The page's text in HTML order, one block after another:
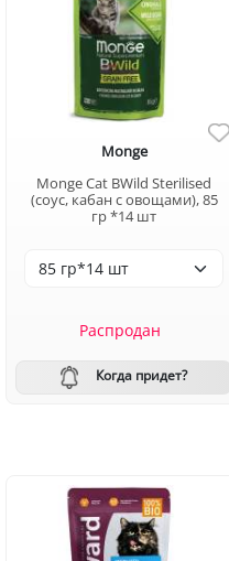
Monge
Monge Cat BWild Sterilised
(соус, кабан с овощами), 85
гр *14 шт
Распродан
Когда придет?